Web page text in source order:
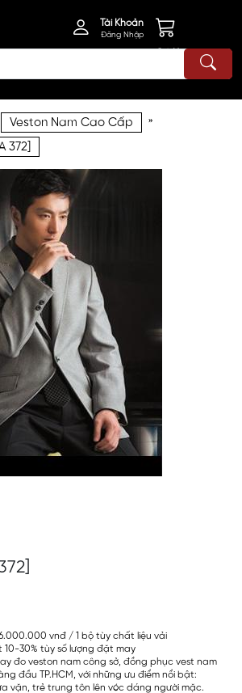
Tài Khoản
Đăng Nhập
Giỏ Hàng
Veston Nam Cao Cấp »
372]
vnđ / 1 bộ tùy chất liệu vải
10-30% tùy số lượng đặt may
đo veston nam công sở, đồng phục vest nam
đầu TP.HCM, với những ưu điểm nổi bật:
vặn, trẻ trung tôn lên vóc dáng người mặc.